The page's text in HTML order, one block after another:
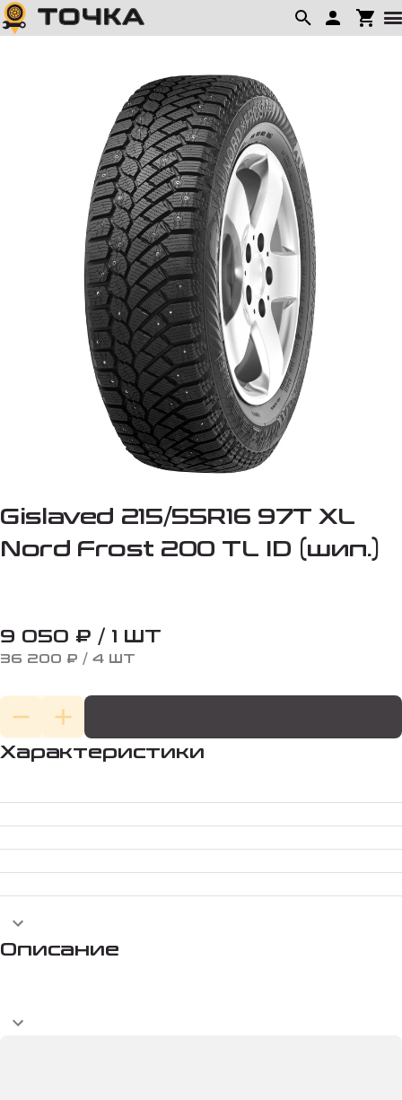
Gislaved 215/55R16 97T XL
Nord Frost 200 TL ID (шип.)
9 050 ₽ / 1 ШТ
36 200 ₽ / 4 ШТ
Характеристики
Описание